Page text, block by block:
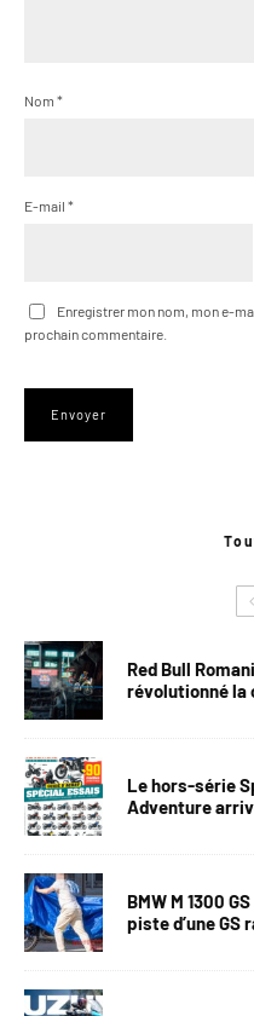
Nom *
E-mail *
Enregistrer mon nom, mon e-
prochain commentaire.
Red Bull
révolutionné la
Le hors-série
Adventure
BMW M 1300
piste d’une GS